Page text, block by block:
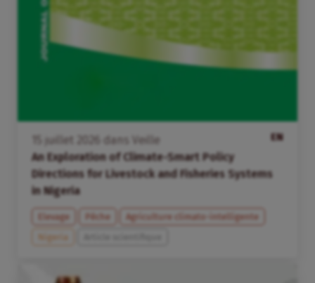
EN
juillet dans
Veille
An Exploration of Climate-Smart Policy
Directions for Livestock and Fisheries Systems
in Nigeria
Elevage Pêche
Agriculture climato-intelligente
Nigeria